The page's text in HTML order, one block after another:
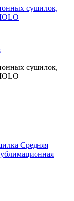
Средняя